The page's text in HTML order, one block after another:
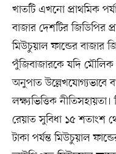
খাতটি এখনো প্রাথমিক
বাজার দেশটির জিডিপির
মিউচুয়াল ফান্ডের বাজার
পুঁজিবাজারকে যদি
অনুপাত উল্লেখযোগ্যভাবে
লক্ষ্যভিত্তিক
রেয়াত সুবিধা ১৫ শতাংশ
টাকা পর্যন্ত মিউচুয়াল